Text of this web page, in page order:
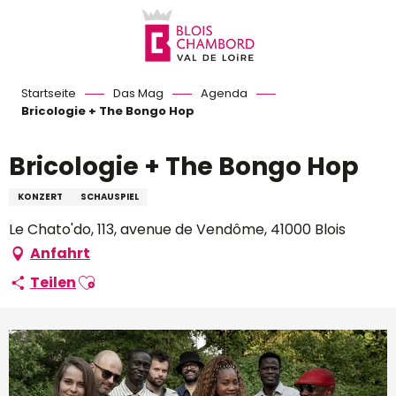
Startseite Das Mag
Agenda
Bricologie + The Bongo Hop
Bricologie + The Bongo Hop
KONZERT SCHAUSPIEL
Le Chato'do, 113, avenue de Vendôme, 41000 Blois
Anfahrt
TeilenAjouter aux favoris